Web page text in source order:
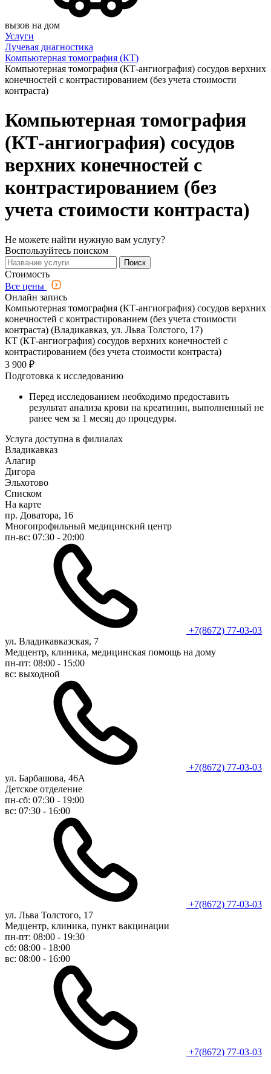
вызов на дом
Услуги
Лучевая диагностика
Компьютерная томография (КТ)
Компьютерная томография (КТ-ангиография) сосудов верхних
конечностей с контрастированием (без учета стоимости
контраста)
Компьютерная томография
(КТ-ангиография) сосудов
верхних конечностей с
контрастированием (без
учета стоимости контраста)
Не можете найти нужную вам услугу?
Воспользуйтесь поиском
Поиск
Стоимость
Все цены
Онлайн запись
Компьютерная томография (КТ-ангиография) сосудов верхних
конечностей с контрастированием (без учета стоимости
контраста) (Владикавказ, ул. Льва Толстого, 17)
КТ (КТ-ангиография) сосудов верхних конечностей с
контрастированием (без учета стоимости контраста)
3 900 ₽
Подготовка к исследованию
Перед исследованием необходимо предоставить
результат анализа крови на креатинин, выполненный не
ранее чем за 1 месяц до процедуры.
Услуга доступна в филиалах
Владикавказ
Алагир
Дигора
Эльхотово
Списком
На карте
пр. Доватора, 16
Многопрофильный медицинский центр
пн-вс: 07:30 - 20:00
+7(8672) 77-03-03
ул. Владикавказская, 7
Медцентр, клиника, медицинская помощь на дому
пн-пт: 08:00 - 15:00
вс: выходной
+7(8672) 77-03-03
ул. Барбашова, 46А
Детское отделение
пн-сб: 07:30 - 19:00
вс: 07:30 - 16:00
+7(8672) 77-03-03
ул. Льва Толстого, 17
Медцентр, клиника, пункт вакцинации
пн-пт: 08:00 - 19:30
сб: 08:00 - 18:00
вс: 08:00 - 16:00
+7(8672) 77-03-03